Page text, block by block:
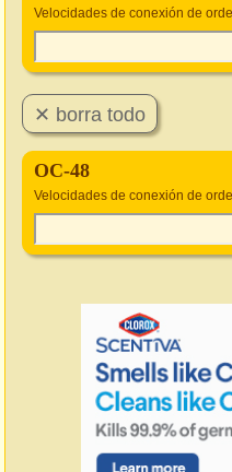
Velocidades de conexión de
OC-48
Velocidades de conexión de